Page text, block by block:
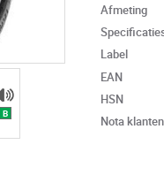
B
Afmeting
Label
EAN
HSN
Nota klanten